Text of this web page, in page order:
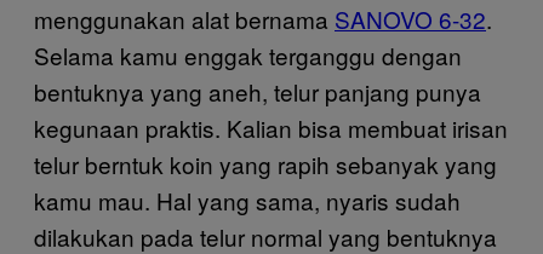
menggunakan alat bernama SANOVO 6-32.
Selama kamu enggak terganggu dengan
bentuknya yang aneh, telur panjang punya
kegunaan praktis. Kalian bisa membuat irisan
telur berntuk koin yang rapih sebanyak yang
kamu mau. Hal yang sama, nyaris sudah
dilakukan pada telur normal yang bentuknya